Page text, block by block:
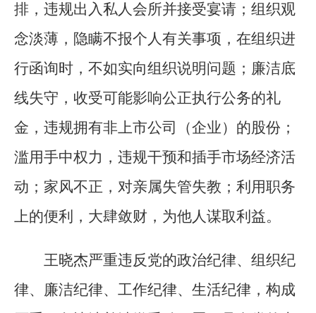
排，违规出入私人会所并接受宴请；组织观
念淡薄，隐瞒不报个人有关事项，在组织进
行函询时，不如实向组织说明问题；廉洁底
线失守，收受可能影响公正执行公务的礼
金，违规拥有非上市公司（企业）的股份；
滥用手中权力，违规干预和插手市场经济活
动；家风不正，对亲属失管失教；利用职务
上的便利，大肆敛财，为他人谋取利益。
王晓杰严重违反党的政治纪律、组织纪
律、廉洁纪律、工作纪律、生活纪律，构成